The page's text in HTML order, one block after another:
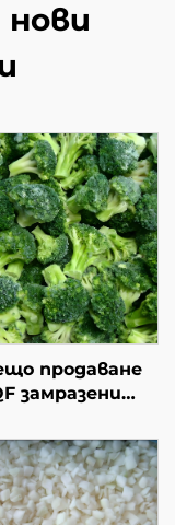
нови
продаване
замразени
броколи с
цена